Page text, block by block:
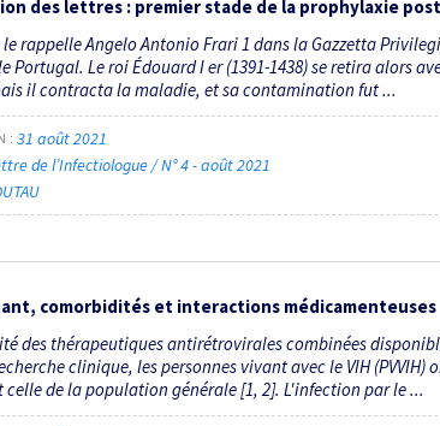
des lettres : premier stade de la prophylaxie
le rappelle Angelo Antonio Frari 1 dans la Gazzetta
Portugal. Le roi Édouard I er (1391-1438) se retira alors
il contracta la maladie, et sa contamination fut ...
31 août 2021
de l’Infectiologue / N° 4 - août 2021
comorbidités et interactions médicamenteuses
des thérapeutiques antirétrovirales combinées
clinique, les personnes vivant avec le VIH
de la population générale [1, 2]. L'infection par le ...